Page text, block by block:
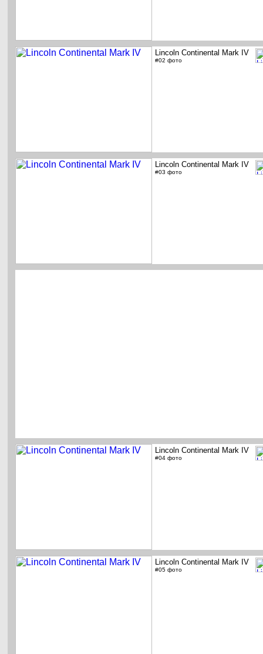
Lincoln Continental Mark IV
#02 фото
Lincoln Continental Mark IV
#03 фото
Lincoln Continental Mark IV
#04 фото
Lincoln Continental Mark IV
#05 фото